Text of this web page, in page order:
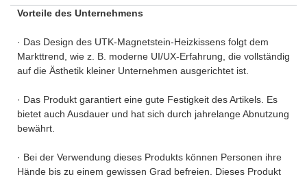
Vorteile des Unternehmens
· Das Design des UTK-Magnetstein-Heizkissens folgt dem
Markttrend, wie z. B. moderne UI/UX-Erfahrung, die vollständig
auf die Ästhetik kleiner Unternehmen ausgerichtet ist.
· Das Produkt garantiert eine gute Festigkeit des Artikels. Es
bietet auch Ausdauer und hat sich durch jahrelange Abnutzung
bewährt.
· Bei der Verwendung dieses Produkts können Personen ihre
Hände bis zu einem gewissen Grad befreien. Dieses Produkt